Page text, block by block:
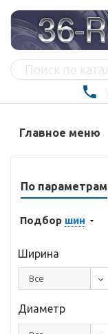
Главное меню
По параметрам
Подбор шин
Ширина
Все
Диаметр